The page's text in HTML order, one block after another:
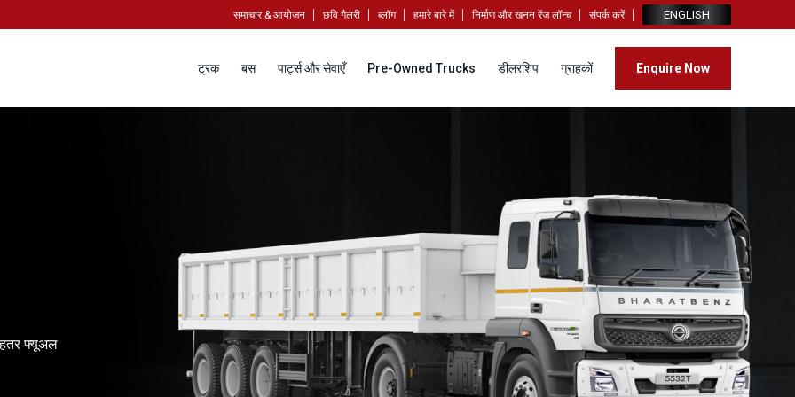
समाचार & आयोजन छवि गैलरी ब्लॉग हमारे बारे में निर्माण और खनन रेंज लॉन्च संपर्क करें ENGLISH
ट्रक बस पार्ट्स और सेवाएँ Pre-Owned Trucks डीलरशिप ग्राहकों Enquire Now
फ्यूअल